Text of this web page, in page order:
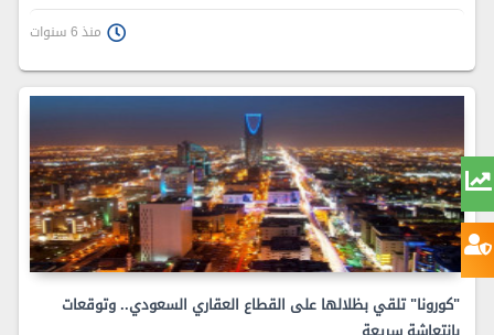
منذ 6 سنوات
"كورونا" تلقي بظلالها على القطاع العقاري السعودي.. وتوقعات